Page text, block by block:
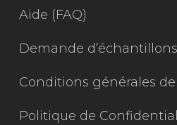
Aide (FAQ)
Demande
Conditions générales
Politique de